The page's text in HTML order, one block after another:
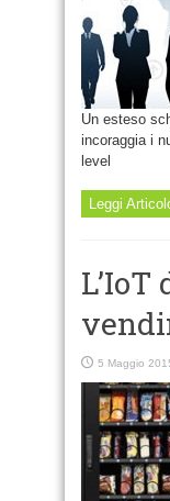
Un esteso
incoraggia i
level
Leggi
5 Maggio